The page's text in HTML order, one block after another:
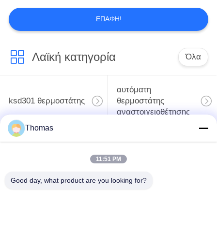
ΕΠΑΦΉ!
Λαϊκή κατηγορία Όλα
ksd301 θερμοστάτης
αυτόματη
θερμοστάτης
αναστοιχειοθέτησης
Χειρωνακτική
διακόπτης
Thomas
11:51 PM
Good day, what product are you looking for?